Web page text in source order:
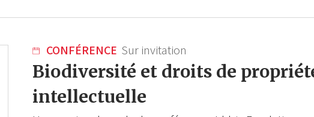
CONFÉRENCE Sur invitation
Biodiversité et droits de
intellectuelle